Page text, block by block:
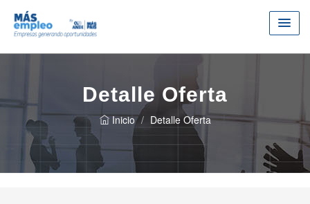
Detalle Oferta
Inicio Detalle Oferta